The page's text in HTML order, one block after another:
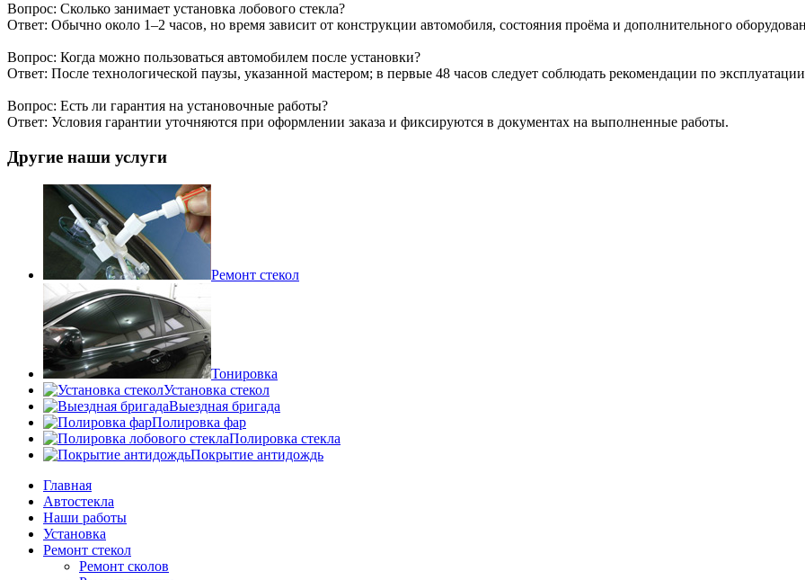
Вопрос: Сколько занимает установка лобового стекла?
Ответ: Обычно около 1–2 часов, но время зависит от конструкции автомобиля, состояния проёма и дополнительного
Вопрос: Когда можно пользоваться автомобилем после установки?
Ответ: После технологической паузы, указанной мастером; в первые 48 часов следует соблюдать рекомендации по
Вопрос: Есть ли гарантия на установочные работы?
Ответ: Условия гарантии уточняются при оформлении заказа и фиксируются в документах на выполненные работы.
Другие наши услуги
Ремонт стекол
Тонировка
Установка стекол
Выездная бригада
Полировка фар
Полировка стекла
Покрытие антидождь
Главная
Автостекла
Наши работы
Установка
Ремонт стекол
Ремонт сколов